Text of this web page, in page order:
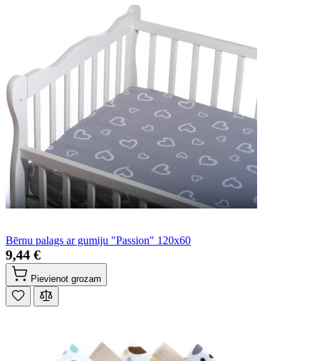
Bērnu palags ar gumiju "Passion" 120x60
9,44 €
Pievienot grozam